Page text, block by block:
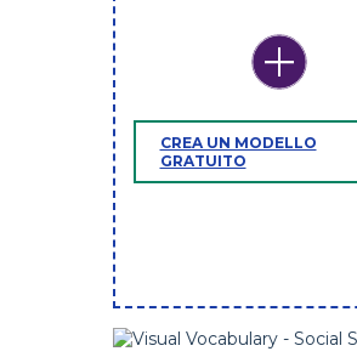
CREA UN MODELLO
GRATUITO